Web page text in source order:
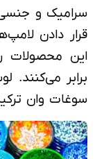
سرامیک و
قرار دادن
این محصولات
برابر می‌کنند.
سوغات وان